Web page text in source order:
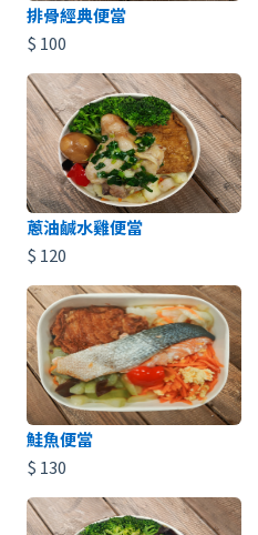
排骨經典便當
$ 100
蔥油鹹水雞便當
$ 120
鮭魚便當
$ 130